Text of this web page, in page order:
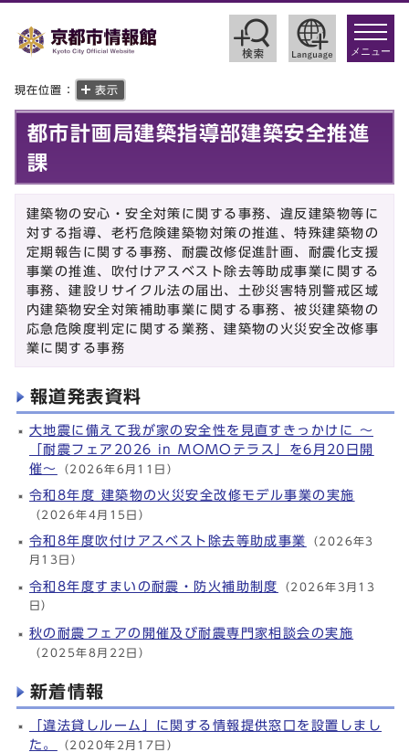
toggle
メニュー
現在位置： 表示
都市計画局建築指導部建築安全推進
課
建築物の安心・安全対策に関する事務、違反建築物等に
対する指導、老朽危険建築物対策の推進、特殊建築物の
定期報告に関する事務、耐震改修促進計画、耐震化支援
事業の推進、吹付けアスベスト除去等助成事業に関する
事務、建設リサイクル法の届出、土砂災害特別警戒区域
内建築物安全対策補助事業に関する事務、被災建築物の
応急危険度判定に関する業務、建築物の火災安全改修事
業に関する事務
報道発表資料
大地震に備えて我が家の安全性を見直すきっかけに ～
「耐震フェア2026 in MOMOテラス」を6月20日開
催～
（2026年6月11日）
令和8年度 建築物の火災安全改修モデル事業の実施
（2026年4月15日）
令和8年度吹付けアスベスト除去等助成事業 （2026年3
月13日）
令和8年度すまいの耐震・防火補助制度
（2026年3月13
日）
秋の耐震フェアの開催及び耐震専門家相談会の実施
（2025年8月22日）
新着情報
「違法貸しルーム」に関する情報提供窓口を設置しまし
た。
（2020年2月17日）